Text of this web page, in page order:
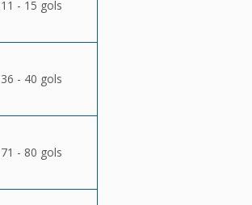
11 - 15 gols
36 - 40 gols
71 - 80 gols